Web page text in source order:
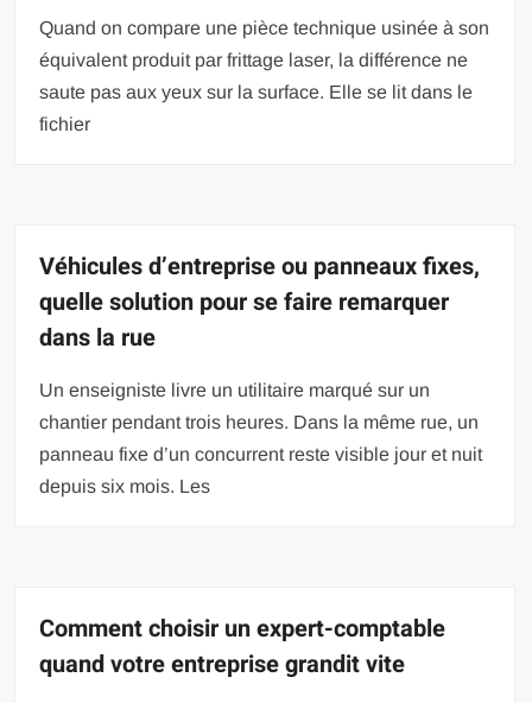
Quand on compare une pièce technique usinée à son
équivalent produit par frittage laser, la différence ne
saute pas aux yeux sur la surface. Elle se lit dans le
fichier
Véhicules d’entreprise ou panneaux fixes,
quelle solution pour se faire remarquer
dans la rue
Un enseigniste livre un utilitaire marqué sur un
chantier pendant trois heures. Dans la même rue, un
panneau fixe d’un concurrent reste visible jour et nuit
depuis six mois. Les
Comment choisir un expert-comptable
quand votre entreprise grandit vite